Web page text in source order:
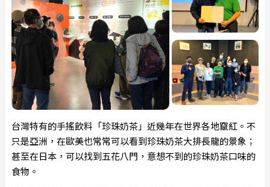
台灣特有的手搖飲料「珍珠奶茶」近幾年在世界各地竄紅。不
只是亞洲，在歐美也常常可以看到珍珠奶茶大排長龍的景象；
甚至在日本，可以找到五花八門，意想不到的珍珠奶茶口味的
食物。